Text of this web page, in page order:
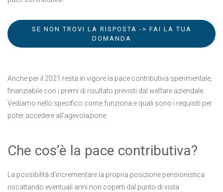
SE NON TROVI LA RISPOSTA -> FAI LA TUA
DOMANDA
Anche per il 2021 resta in vigore la pace contributiva sperimentale,
finanziabile con i premi di risultato previsti dal welfare aziendale.
Vediamo nello specifico come funziona e quali sono i requisiti per
poter accedere all'agevolazione.
Che cos’è la pace contributiva?
La possibilità d'incrementare la propria posizione pensionistica
riscattando eventuali anni non coperti dal punto di vista